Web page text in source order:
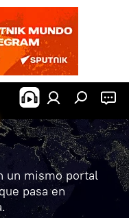
un mismo portal
pasa en